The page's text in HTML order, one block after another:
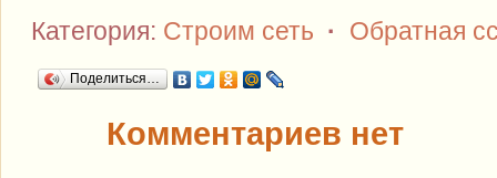
Категория: Строим сеть · Обратная
Поделиться…
Комментариев нет